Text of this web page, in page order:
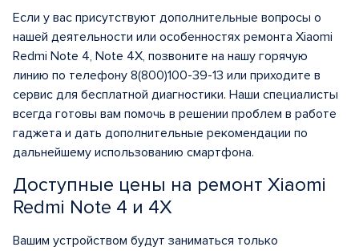
Если у вас присутствуют дополнительные вопросы о
нашей деятельности или особенностях ремонта Xiaomi
Redmi Note 4, Note 4X, позвоните на нашу горячую
линию по телефону 8(800)100-39-13 или приходите в
сервис для бесплатной диагностики. Наши специалисты
всегда готовы вам помочь в решении проблем в работе
гаджета и дать дополнительные рекомендации по
дальнейшему использованию смартфона.
Доступные цены на ремонт Xiaomi
Redmi Note 4 и 4X
Вашим устройством будут заниматься только